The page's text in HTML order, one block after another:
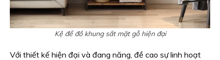
Kệ để đồ khung sắt mặt gỗ hiện đại
Với thiết kế hiện đại và đang năng, đề cao sự linh hoạt